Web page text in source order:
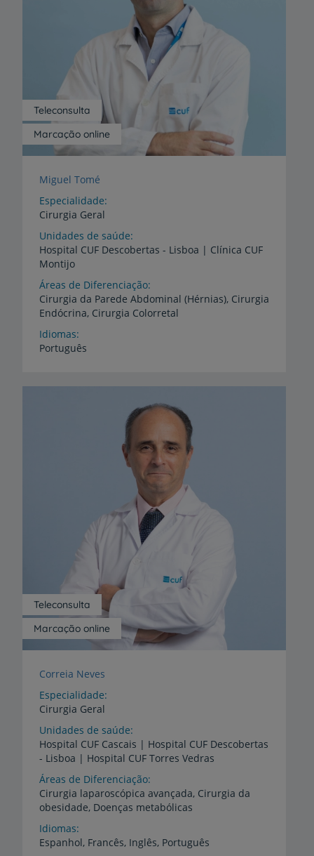
Marcação online
Teleconsulta
Miguel Tomé
Especialidade
Cirurgia Geral
Unidades de saúde
Hospital CUF Descobertas - Lisboa | Clínica CUF
Montijo
Áreas de Diferenciação
Cirurgia da Parede Abdominal (Hérnias), Cirurgia
Endócrina, Cirurgia Colorretal
Idiomas
Português
Marcação online
Teleconsulta
Correia Neves
Especialidade
Cirurgia Geral
Unidades de saúde
Hospital CUF Cascais | Hospital CUF Descobertas
- Lisboa | Hospital CUF Torres Vedras
Áreas de Diferenciação
Cirurgia laparoscópica avançada, Cirurgia da
obesidade, Doenças metabólicas
Idiomas
Espanhol, Francês, Inglês, Português